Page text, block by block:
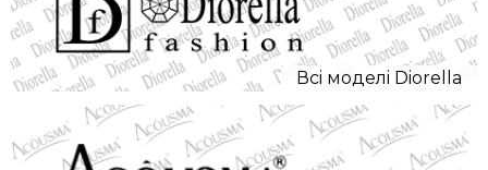
Всi моделi Diorella